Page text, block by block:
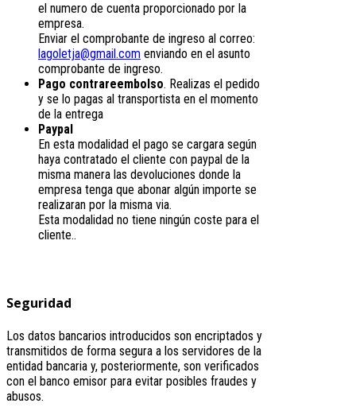
el numero de cuenta proporcionado por la
empresa.
Enviar el comprobante de ingreso al correo:
lagoletja@gmail.com enviando en el asunto
comprobante de ingreso.
Pago contrareembolso. Realizas el pedido
y se lo pagas al transportista en el momento
de la entrega
Paypal
En esta modalidad el pago se cargara según
haya contratado el cliente con paypal de la
misma manera las devoluciones donde la
empresa tenga que abonar algún importe se
realizaran por la misma via.
Esta modalidad no tiene ningún coste para el
cliente..
Seguridad
Los datos bancarios introducidos son encriptados y
transmitidos de forma segura a los servidores de la
entidad bancaria y, posteriormente, son verificados
con el banco emisor para evitar posibles fraudes y
abusos.